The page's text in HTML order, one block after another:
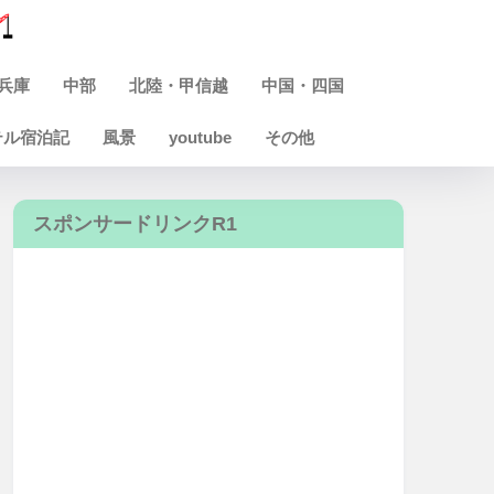
庫 中部 北陸・甲信越 中国・四国
宿泊記 風景 youtube その他
スポンサードリンクR1